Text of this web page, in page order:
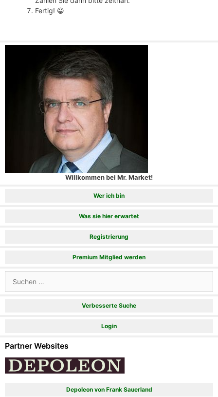
Fertig! 😀
Willkommen bei Mr. Market!
Wer ich bin
Was sie hier erwartet
Registrierung
Premium Mitglied werden
nach:
Verbesserte Suche
Login
Partner Websites
Depoleon von Frank Sauerland